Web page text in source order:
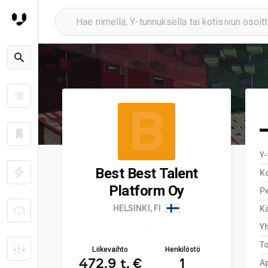
B
Best Best Talent
Platform Oy
HELSINKI, FI
.
Liikevaihto
472,9 t. €
Henkilöstö
1